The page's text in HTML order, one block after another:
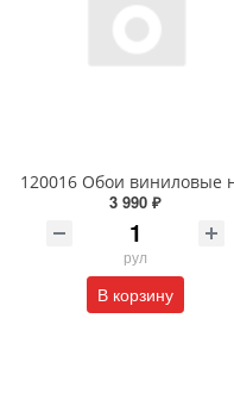
3 990 ₽
рул
В корзину